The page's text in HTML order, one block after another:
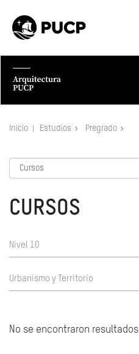
Inicio Estudios Pregrado
CURSOS
Nivel 10
Urbanismo y Territorio
No se encontraron resultados